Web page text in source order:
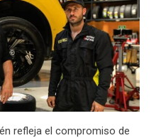
refleja el compromiso de